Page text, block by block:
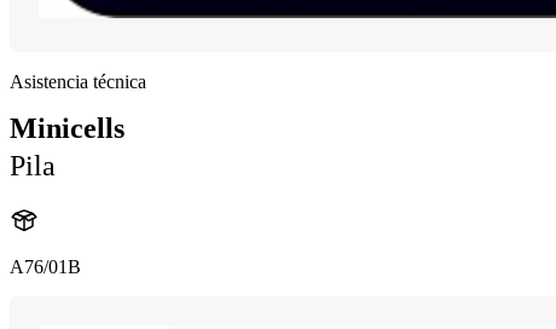
Asistencia técnica
Minicells
Pila
A76/01B